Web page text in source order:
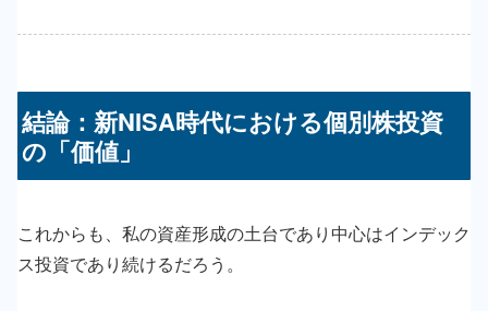
結論：新NISA時代における個別株投資
の「価値」
これからも、私の資産形成の土台であり中心はインデック
ス投資であり続けるだろう。